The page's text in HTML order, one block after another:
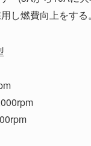
し燃費向上をする。